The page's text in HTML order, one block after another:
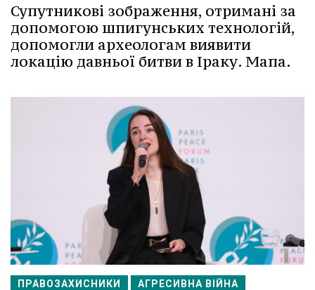
Супутникові зображення, отримані за
допомогою шпигунських технологій,
допомогли археологам виявити
локацію давньої битви в Іраку. Мапа.
ПРАВОЗАХИСНИКИ АГРЕСИВНА ВІЙНА